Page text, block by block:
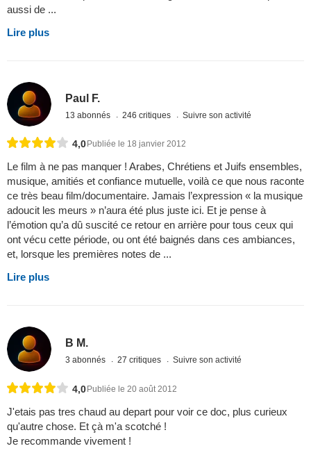
aussi de ...
Lire plus
Paul F.
13 abonnés 246 critiques Suivre son activité
4,0 Publiée le 18 janvier 2012
Le film à ne pas manquer ! Arabes, Chrétiens et Juifs ensembles,
musique, amitiés et confiance mutuelle, voilà ce que nous raconte
ce très beau film/documentaire. Jamais l’expression « la musique
adoucit les meurs » n’aura été plus juste ici. Et je pense à
l’émotion qu’a dû suscité ce retour en arrière pour tous ceux qui
ont vécu cette période, ou ont été baignés dans ces ambiances,
et, lorsque les premières notes de ...
Lire plus
B M.
3 abonnés 27 critiques Suivre son activité
4,0Publiée le 20 août 2012
J'etais pas tres chaud au depart pour voir ce doc, plus curieux
qu'autre chose. Et çà m'a scotché !
Je recommande vivement !